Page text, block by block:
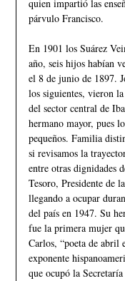
quien impartió las
párvulo Francisco.
En 1901 los Suárez
año, seis hijos habían
el 8 de junio de 1897.
los siguientes, vieron
del sector central de
hermano mayor, pues
pequeños. Familia
si revisamos la
entre otras dignidades
Tesoro, Presidente de
llegando a ocupar
del país en 1947. Su
fue la primera mujer
Carlos, “poeta de abril
exponente
que ocupó la